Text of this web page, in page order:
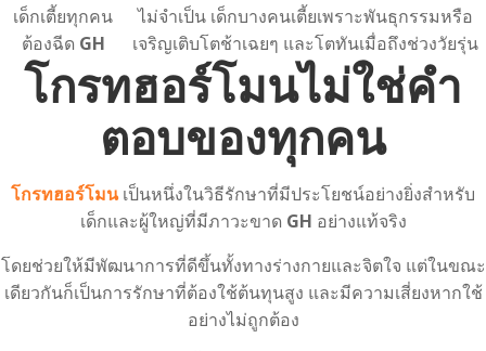
เด็กเตี้ยทุกคน
ต้องฉีด GH
ไม่จำเป็น เด็กบางคนเตี้ยเพราะพันธุกรรมหรือ
เจริญเติบโตช้าเฉยๆ และโตทันเมื่อถึงช่วงวัยรุ่น
โกรทฮอร์โมนไม่ใช่คำ
ตอบของทุกคน
โกรทฮอร์โมนเป็นหนึ่งในวิธีรักษาที่มีประโยชน์อย่างยิ่งสำหรับ
เด็กและผู้ใหญ่ที่มีภาวะขาด GH อย่างแท้จริง
โดยช่วยให้มีพัฒนาการที่ดีขึ้นทั้งทางร่างกายและจิตใจ แต่ในขณะ
เดียวกันก็เป็นการรักษาที่ต้องใช้ต้นทุนสูง และมีความเสี่ยงหากใช้
อย่างไม่ถูกต้อง